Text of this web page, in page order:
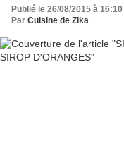
Publié le 26/08/2015 à 16:10
Par Cuisine de Zika